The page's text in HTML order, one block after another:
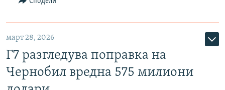
март 28, 2026
Г7 разгледува поправка на
Чернобил вредна 575 милиони